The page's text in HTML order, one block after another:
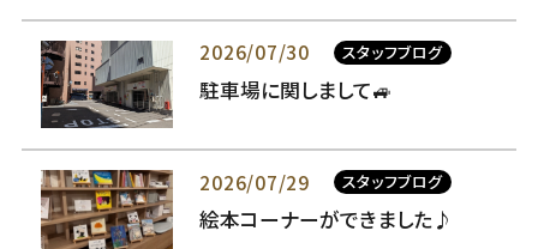
2026/07/30 スタッフブログ
駐車場に関しまして🚙
2026/07/29 スタッフブログ
絵本コーナーができました♪